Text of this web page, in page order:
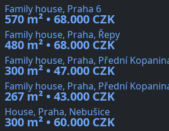
Family house, Praha 6
570 m² • 68.000 CZK
Family house, Praha, Řepy
480 m² • 68.000 CZK
Family house, Praha, Přední
300 m² • 47.000 CZK
Family house, Praha, Přední
267 m² • 43.000 CZK
House, Praha, Nebušice
300 m² • 60.000 CZK